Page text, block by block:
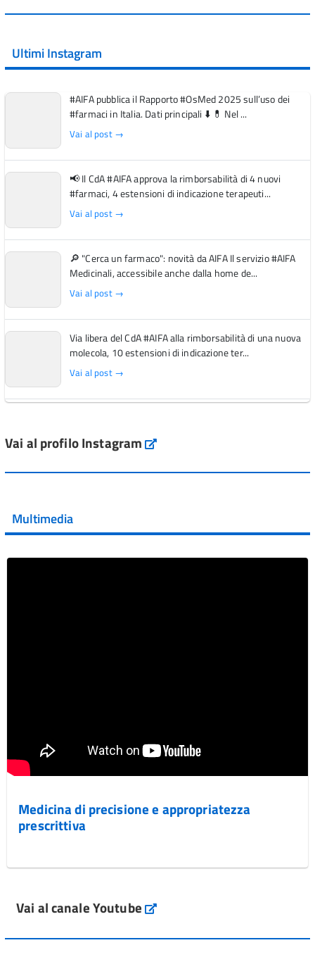
Ultimi Instagram
#AIFA pubblica il Rapporto #OsMed 2025 sull’uso dei
#farmaci in Italia. Dati principali ⬇️ 💊 Nel ...
Vai al post →
📢 Il CdA #AIFA approva la rimborsabilità di 4 nuovi
#farmaci, 4 estensioni di indicazione terapeuti...
Vai al post →
🔎 "Cerca un farmaco": novità da AIFA Il servizio #AIFA
Medicinali, accessibile anche dalla home de...
Vai al post →
Via libera del CdA #AIFA alla rimborsabilità di una nuova
molecola, 10 estensioni di indicazione ter...
Vai al post →
Vai al post →
Vai al post →
Vai al profilo Instagram Instagram
Multimedia
Medicina di precisione e appropriatezza
prescrittiva
Vai al canale Youtube